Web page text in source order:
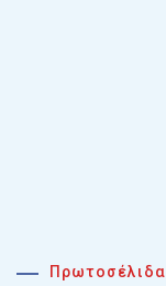
Πρωτοσέλιδα